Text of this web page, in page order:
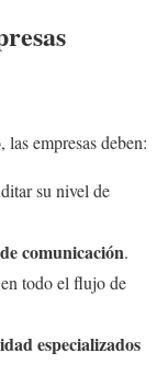
empresas deben:
su nivel de
comunicación.
en todo el flujo de
especializados